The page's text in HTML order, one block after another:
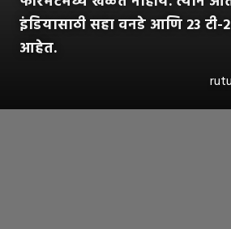
इंडियासाठी सहा वनडे आणि 23
आहेत.